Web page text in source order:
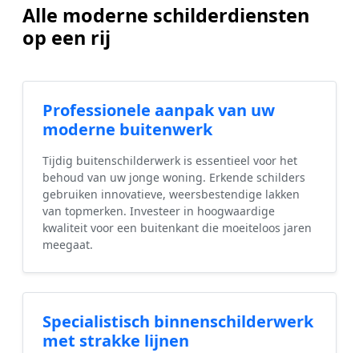
Alle moderne schilderdiensten
op een rij
Professionele aanpak van uw
moderne buitenwerk
Tijdig buitenschilderwerk is essentieel voor het
behoud van uw jonge woning. Erkende schilders
gebruiken innovatieve, weersbestendige lakken
van topmerken. Investeer in hoogwaardige
kwaliteit voor een buitenkant die moeiteloos jaren
meegaat.
Specialistisch binnenschilderwerk
met strakke lijnen